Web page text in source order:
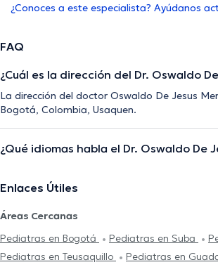
¿Conoces a este especialista? Ayúdanos
FAQ
¿Cuál es la dirección del Dr. Oswaldo
La dirección del doctor Oswaldo De Jesus
Bogotá, Colombia, Usaquen.
¿Qué idiomas habla el Dr. Oswaldo De
Enlaces Útiles
Áreas Cercanas
Pediatras en Bogotá
Pediatras en Suba
Pediatras en Teusaquillo
Pediatras en